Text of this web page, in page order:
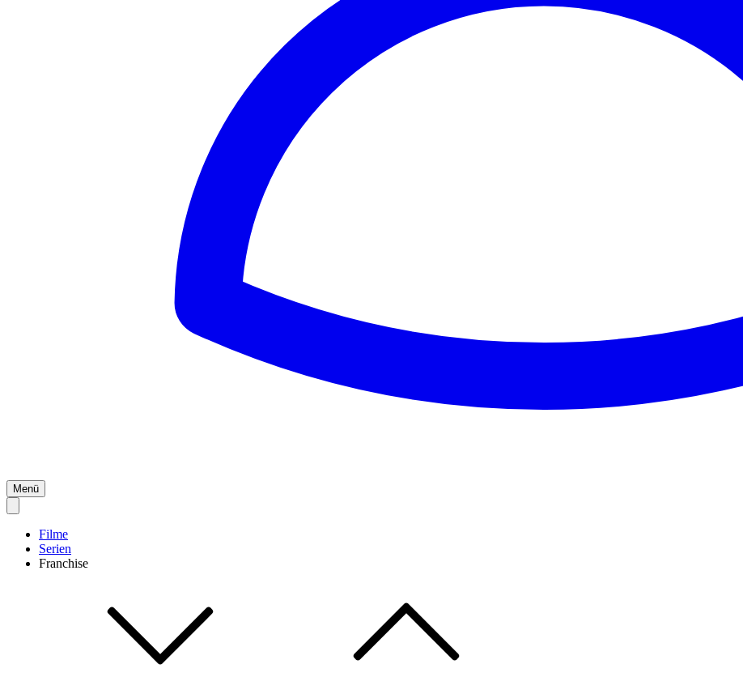
Menü
Filme
Serien
Franchise